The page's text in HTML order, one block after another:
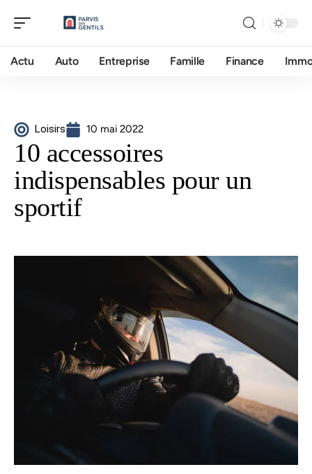
Actu Auto Entreprise Famille Finance
Loisirs 10 mai 2022
10 accessoires
indispensables pour un
sportif